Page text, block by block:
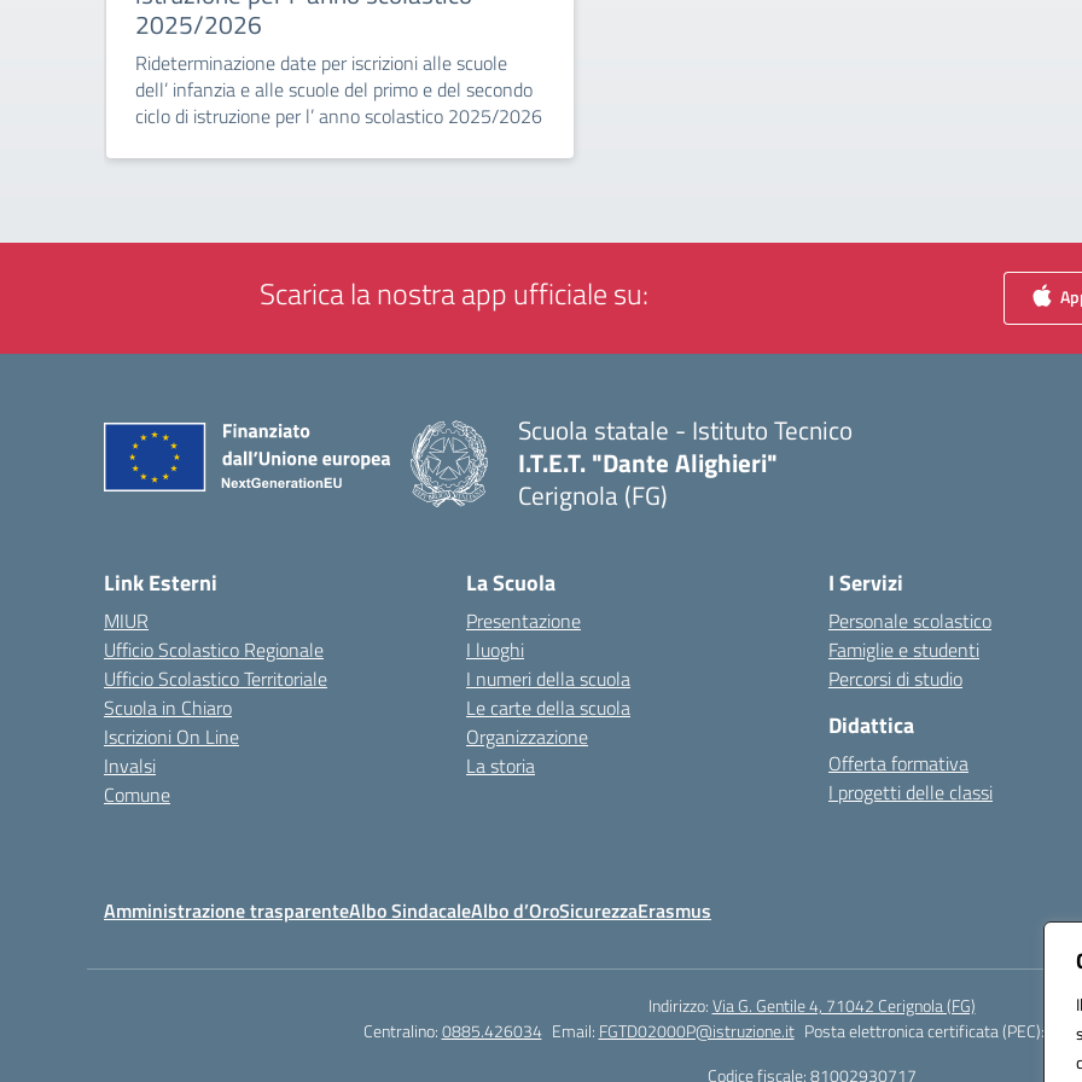
2025/2026
Rideterminazione date per iscrizioni alle scuole
dell’ infanzia e alle scuole del primo e del secondo
ciclo di istruzione per l’ anno scolastico 2025/2026
Scarica la nostra app ufficiale su:
Scuola statale - Istituto Tecnico
I.T.E.T. "Dante Alighieri"
Cerignola (FG)
Link Esterni
MIUR
Ufficio Scolastico Regionale
Ufficio Scolastico Territoriale
Scuola in Chiaro
Iscrizioni On Line
Invalsi
Comune
La Scuola
Presentazione
I luoghi
I numeri della scuola
Le carte della scuola
Organizzazione
La storia
I Servizi
Personale scolastico
Famiglie e studenti
Percorsi di studio
Didattica
Offerta formativa
I progetti delle classi
Amministrazione trasparenteAlbo SindacaleAlbo d’OroSicurezzaErasmus
Indirizzo:Via G. Gentile 4, 71042 Cerignola (FG)
Centralino:0885.426034 Email: FGTD02000P@istruzione.it Posta elettronica certificata (PEC):
Codice fiscale: 81002930717